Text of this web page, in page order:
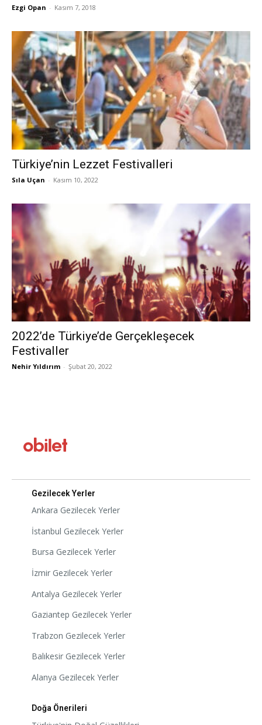
Ezgi Opan - Kasım 7, 2018
Türkiye’nin Lezzet Festivalleri
Sıla Uçan - Kasım 10, 2022
2022’de Türkiye’de Gerçekleşecek
Festivaller
Nehir Yıldırım - Şubat 20, 2022
Gezilecek Yerler
Ankara Gezilecek Yerler
İstanbul Gezilecek Yerler
Bursa Gezilecek Yerler
İzmir Gezilecek Yerler
Antalya Gezilecek Yerler
Gaziantep Gezilecek Yerler
Trabzon Gezilecek Yerler
Balıkesir Gezilecek Yerler
Alanya Gezilecek Yerler
Doğa Önerileri